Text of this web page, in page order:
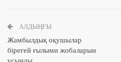
АЛДЫҢҒЫ
Жамбылдық оқушылар
бірегей ғылыми жобаларын